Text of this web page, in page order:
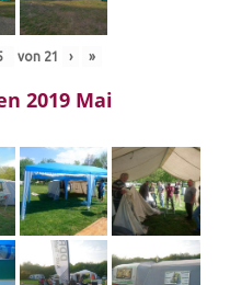
von 21 › »
2019 Mai